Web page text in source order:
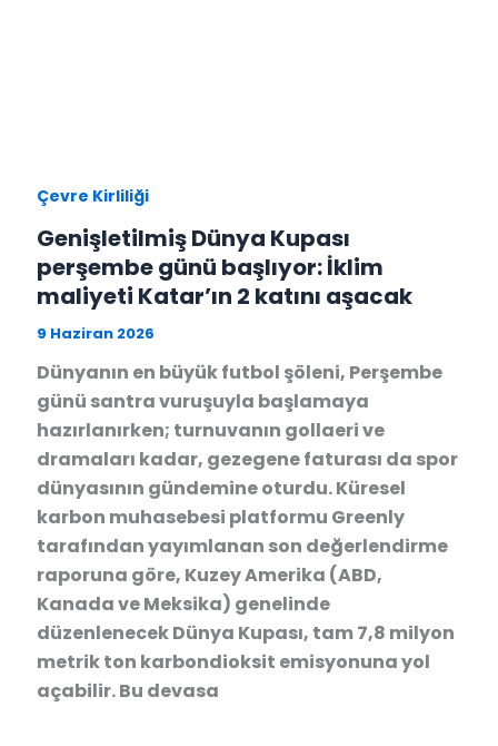
Çevre Kirliliği
Genişletilmiş Dünya Kupası
perşembe günü başlıyor: İklim
maliyeti Katar’ın 2 katını aşacak
9 Haziran 2026
Dünyanın en büyük futbol şöleni, Perşembe
günü santra vuruşuyla başlamaya
hazırlanırken; turnuvanın gollaeri ve
dramaları kadar, gezegene faturası da spor
dünyasının gündemine oturdu. Küresel
karbon muhasebesi platformu Greenly
tarafından yayımlanan son değerlendirme
raporuna göre, Kuzey Amerika (ABD,
Kanada ve Meksika) genelinde
düzenlenecek Dünya Kupası, tam 7,8 milyon
metrik ton karbondioksit emisyonuna yol
açabilir. Bu devasa